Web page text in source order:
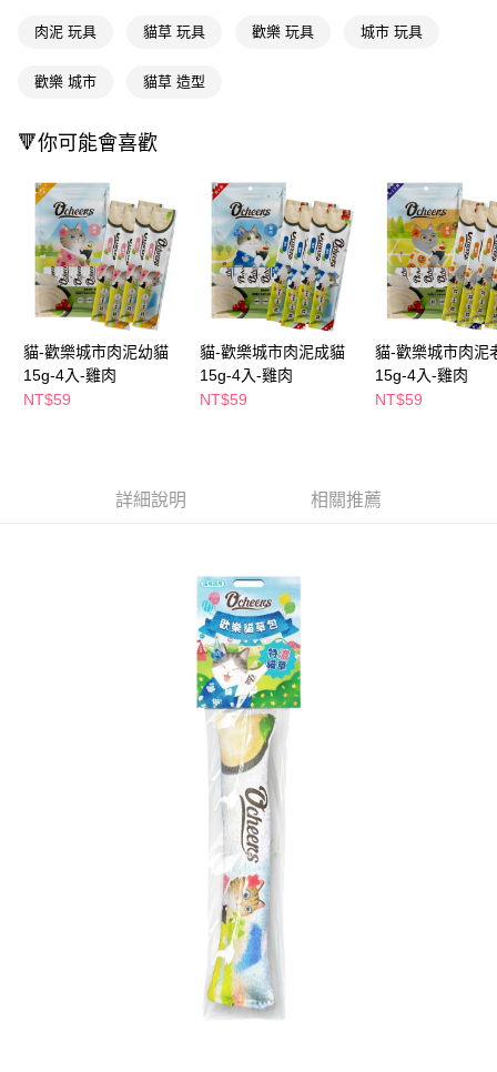
悠遊付
Google Pay
相關說明
AFTEE先享後付是「在收到商品之後才付款」的支付方式。 讓您購物簡單
便利好安心！
１．簡單：不需註冊會員、不需綁卡、不需儲值。
２．便利：只要手機號碼，簡訊認證，即可結帳。
３．安心：先確認商品／服務後，再付款。
【「AFTEE先享後付」結帳流程】
結帳頁面，進行簡訊認證並確認金額後，即可完成結帳。
２．訂單成立數日內，您將收到繳費通知簡訊。
３．收到繳費通知簡訊後14天內，點擊此簡訊中的連結，可透過四大超商／
※ 交易是否成功請以「AFTEE先享後付 」之結帳頁面顯示為準，若有關於
１．透過由恩沛科技股份有限公司提供之「AFTEE先享後付」服務完成之交
易，需依本服務之必要範圍內提供個人資料，並將交易相關給付款項請求債
權轉讓予恩沛科技股份有限公司。
２．關於個人資料處理事宜，請瀏覽以下網址：
https://aftee.tw/terms/#terms3
３．未成年的使用者請事先徵得法定代理人或監護人之同意方可使用
「AFTEE先享後付」，若未經同意申辦者引起之損失，本公司不負相關責
４．使用「AFTEE先享後付」時，將依據個別帳號之用戶狀況，依本公司即
時審查核予不同之上限額度；若仍有額度不足之情形，本公司將視審查結果
５．嚴禁一人註冊多個帳號或使用他人資訊註冊。若發現惡意使用之情形，
恩沛科技股份有限公司將有權停止該用戶之使用額度並採取法律行動。
即享券
運送方式
全家取貨付款
每筆NT$65，滿NT$390(含以上)免運費
付款後全家取貨
每筆NT$65，滿NT$390(含以上)免運費
付款後萊爾富取貨
每筆NT$65，滿NT$490(含以上)免運費
每筆NT$65，滿NT$490(含以上)免運費
每筆NT$100，滿NT$790(含以上)免運費
付款後寶雅門市自取(由倉庫統一出貨)
每筆NT$80，滿NT$290(含以上)免運費
肉泥 玩具 貓草 玩具 歡樂 玩具 城市 玩具
歡樂 城市 貓草 造型
🔻你可能會喜歡
貓-歡樂城市肉泥幼貓
15g-4入-雞肉
NT$59
貓-歡樂城市肉泥成貓
15g-4入-雞肉
NT$59
貓-歡樂城市肉泥
15g-4入-雞肉
NT$59
詳細說明 相關推薦